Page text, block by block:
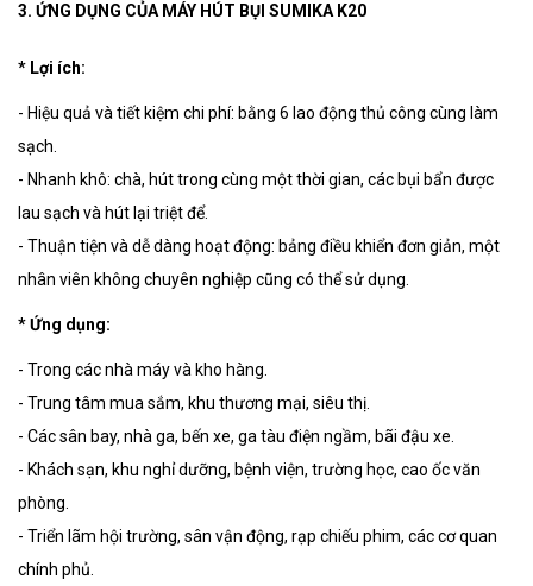
3. ỨNG DỤNG CỦA MÁY HÚT BỤI SUMIKA K20
* Lợi ích:
- Hiệu quả và tiết kiệm chi phí: bằng 6 lao động thủ công cùng làm
sạch.
- Nhanh khô: chà, hút trong cùng một thời gian, các bụi bẩn được
lau sạch và hút lại triệt để.
- Thuận tiện và dễ dàng hoạt động: bảng điều khiển đơn giản, một
nhân viên không chuyên nghiệp cũng có thể sử dụng.
* Ứng dụng:
- Trong các nhà máy và kho hàng.
- Trung tâm mua sắm, khu thương mại, siêu thị.
- Các sân bay, nhà ga, bến xe, ga tàu điện ngầm, bãi đậu xe.
- Khách sạn, khu nghỉ dưỡng, bệnh viện, trường học, cao ốc văn
phòng.
- Triển lãm hội trường, sân vận động, rạp chiếu phim, các cơ quan
chính phủ.